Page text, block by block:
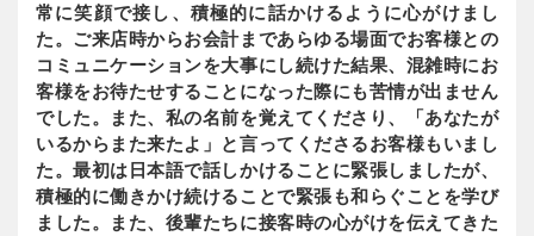
常に笑顔で接し、積極的に話かけるように心がけまし
た。ご来店時からお会計まであらゆる場面でお客様との
コミュニケーションを大事にし続けた結果、混雑時にお
客様をお待たせすることになった際にも苦情が出ません
でした。また、私の名前を覚えてくださり、「あなたが
いるからまた来たよ」と言ってくださるお客様もいまし
た。最初は日本語で話しかけることに緊張しましたが、
積極的に働きかけ続けることで緊張も和らぐことを学び
ました。また、後輩たちに接客時の心がけを伝えてきた